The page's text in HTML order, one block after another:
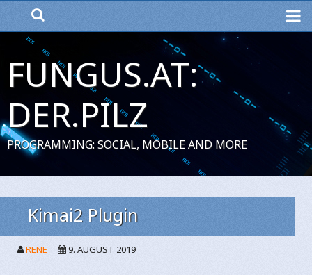
FUNGUS.AT:
DER.PILZ
PROGRAMMING: SOCIAL, MOBILE AND MORE
Kimai2 Plugin
RENE 9. AUGUST 2019